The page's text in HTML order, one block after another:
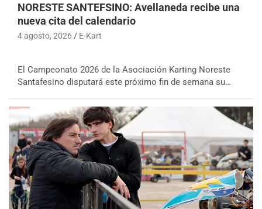
NORESTE SANTEFSINO: Avellaneda recibe una
nueva cita del calendario
4 agosto, 2026 E-Kart
El Campeonato 2026 de la Asociación Karting Noreste
Santafesino disputará este próximo fin de semana su…